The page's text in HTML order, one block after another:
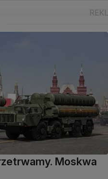
Moskwa